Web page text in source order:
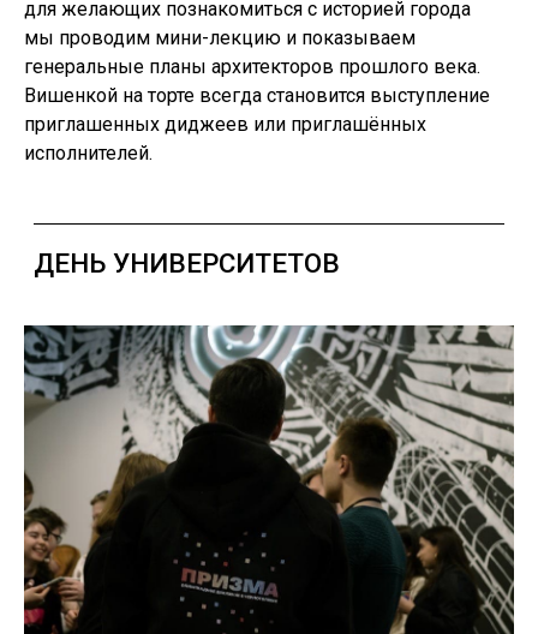
для желающих познакомиться с историей города
мы проводим мини-лекцию и показываем
генеральные планы архитекторов прошлого века.
Вишенкой на торте всегда становится выступление
приглашенных диджеев или приглашённых
исполнителей.
ПЛОЩАДКА